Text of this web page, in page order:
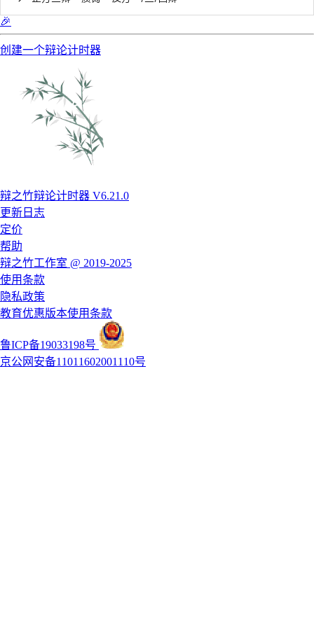
🎉
创建一个辩论计时器
辩之竹辩论计时器 V6.21.0
更新日志
定价
帮助
辩之竹工作室 @ 2019-2025
使用条款
隐私政策
教育优惠版本使用条款
鲁ICP备19033198号
京公网安备11011602001110号